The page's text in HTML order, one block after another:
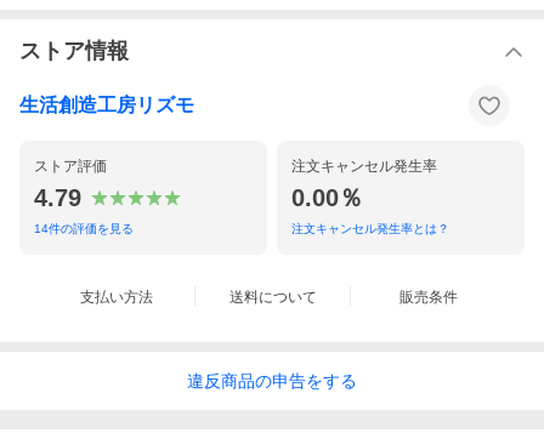
ストア情報
生活創造工房リズモ
ストア評価
4.79
14件の評価を見る
注文キャンセル発生率
0.00％
注文キャンセル発生率とは？
支払い方法 送料について 販売条件
違反商品の申告をする